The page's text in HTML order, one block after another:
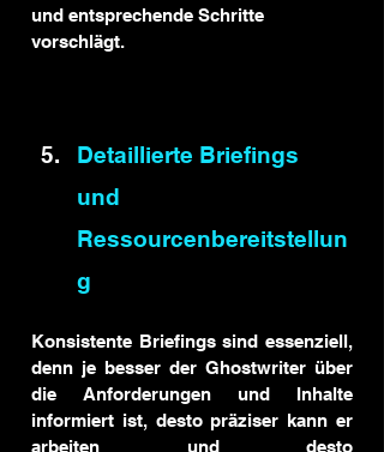
und entsprechende Schritte
vorschlägt.
Detaillierte Briefings
und
Ressourcenbereitstellun
g
Konsistente Briefings sind essenziell,
denn je besser der Ghostwriter über
die Anforderungen und Inhalte
informiert ist, desto präziser kann er
arbeiten und desto